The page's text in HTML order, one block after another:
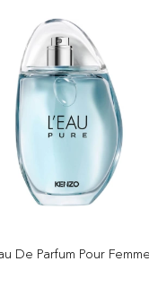
De Parfum Pour Femme